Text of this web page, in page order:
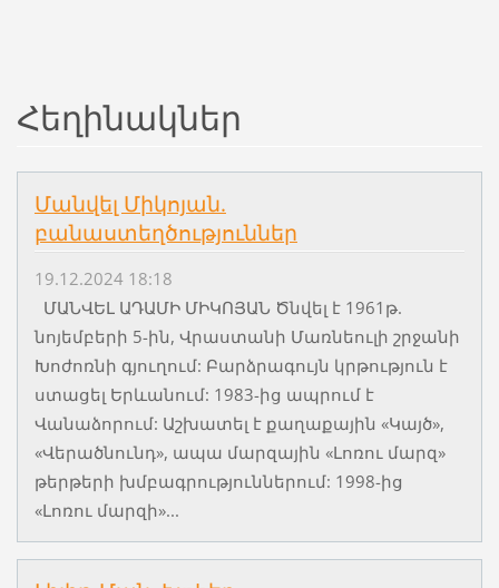
Հեղինակներ
Մանվել Միկոյան.
բանաստեղծություններ
19.12.2024 18:18
ՄԱՆՎԵԼ ԱԴԱՄԻ ՄԻԿՈՅԱՆ Ծնվել է 1961թ.
նոյեմբերի 5-ին, Վրաստանի Մառնեուլի շրջանի
Խոժոռնի գյուղում: Բարձրագույն կրթություն է
ստացել Երևանում: 1983-ից ապրում է
Վանաձորում: Աշխատել է քաղաքային «Կայծ»,
«Վերածնունդ», ապա մարզային «Լոռու մարզ»
թերթերի խմբագրություններում: 1998-ից
«Լոռու մարզի»...